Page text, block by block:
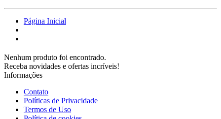
Página Inicial
Nenhum produto foi encontrado.
Receba novidades e ofertas incríveis!
Informações
Contato
Políticas de Privacidade
Termos de Uso